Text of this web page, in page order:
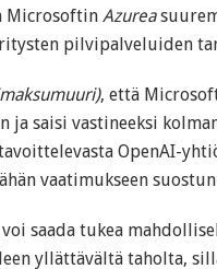
Microsoftin Azurea
pilvipalveluiden
, että
ja saisi vastineeksi
OpenAI-
vaatimukseen
saada tukea
yllättävältä taholta,